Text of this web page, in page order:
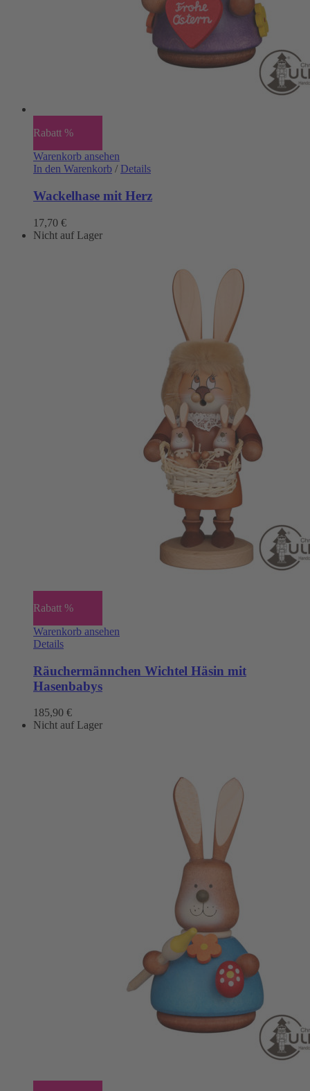
Rabatt %
Warenkorb ansehen
In den Warenkorb / Details
Wackelhase mit Herz
17,70 €
Nicht auf Lager
Rabatt %
Warenkorb ansehen
Details
Räuchermännchen Wichtel Häsin mit
Hasenbabys
185,90 €
Nicht auf Lager